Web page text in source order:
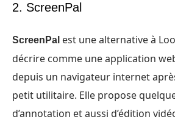
2. ScreenPal
ScreenPal est une alternative à
décrire comme une application
depuis un navigateur internet
petit utilitaire. Elle propose
d’annotation et aussi d’édition